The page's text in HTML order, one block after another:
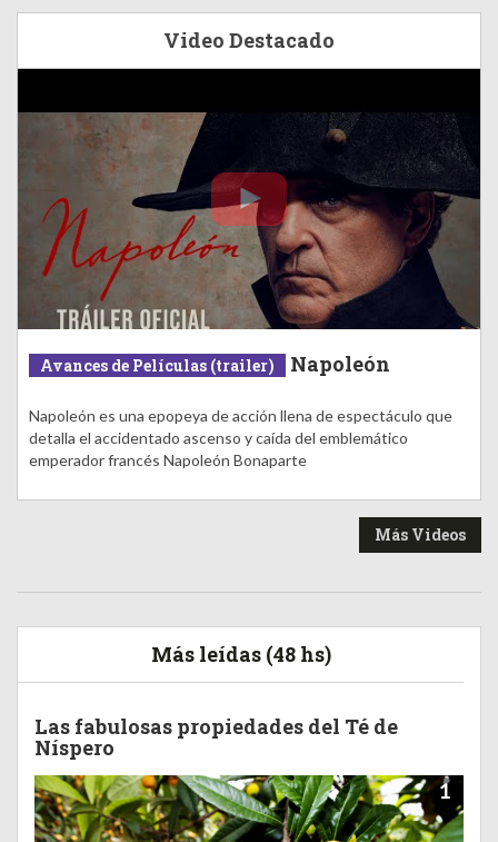
Video Destacado
Avances de Películas (trailer) Napoleón
Napoleón es una epopeya de acción llena de espectáculo que
detalla el accidentado ascenso y caída del emblemático
emperador francés Napoleón Bonaparte
Más Videos
Más leídas (48 hs)
Las fabulosas propiedades del Té de
Níspero
1